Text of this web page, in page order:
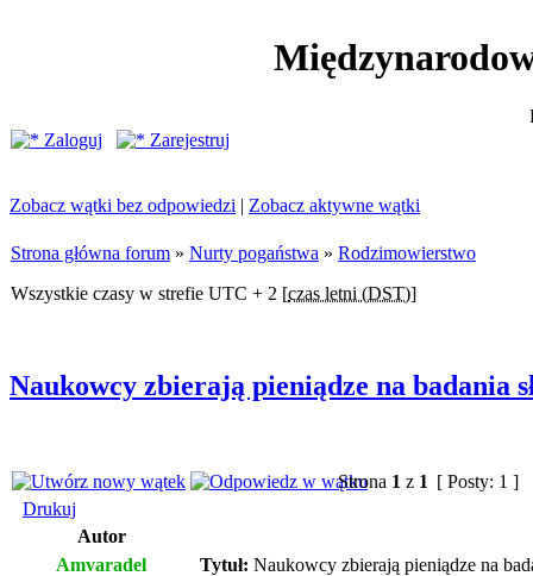
Zaloguj
Zarejestruj
Zobacz wątki bez odpowiedzi | Zobacz aktywne wątki
Strona główna forum » Nurty pogaństwa » Rodzimowierstwo
Wszystkie czasy w strefie UTC + 2 [czas letni (DST)]
Naukowcy zbierają pieniądze na badania
Strona 1 z 1 [ Posty: 1 ]
Drukuj
Autor
Amvaradel
Tytuł: Naukowcy zbierają pieniądze na